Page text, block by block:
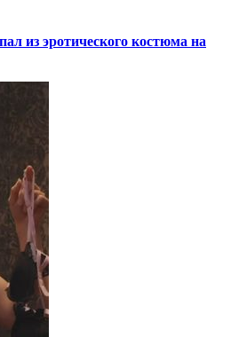
из эротического костюма на